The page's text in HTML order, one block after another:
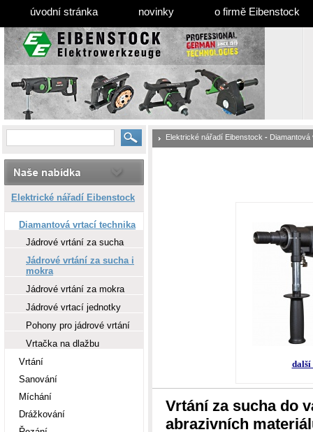
úvodní stránka novinky o firmě Eibenstock
Elektrické nářadí Eibenstock
Diamantová vrtací technika
Jádrové vrtání za sucha
Jádrové vrtání za sucha i
mokra
Jádrové vrtání za mokra
Jádrové vrtací jednotky
Pohony pro jádrové vrtání
Vrtačka na dlažbu
Vrtání
Sanování
Míchání
Drážkování
Elektrické nářadí Eibenstock -
další
Vrtání za sucha do
abrazivních